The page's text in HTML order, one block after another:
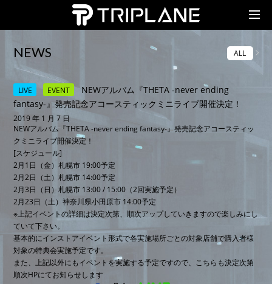
TRIPLANE Passengers
NEWS ALL
LIVE EVENT
NEWアルバム『THETA -never ending
fantasy-』発売記念アコースティックミニライブ開催決定！
2019 年 1 月 7 日
NEWアルバム『THETA -never ending fantasy-』発売記念アコースティッ
クミニライブ開催決定！
[スケジュール]
2月1日（金）札幌市 19:00予定
2月2日（土）札幌市 14:00予定
2月3日（日）札幌市 13:00 / 15:00（2回実施予定）
2月23日（土）神奈川県小田原市 14:00予定
※上記イベントの詳細は決定次第、順次アップしていきますので楽しみにし
ていて下さい。
基本的にインストアイベント形式で各実施場所ごとの対象店舗で購入者様
対象の特典会実施予定です。
また、上記以外にもイベントを実施する予定ですので、こちらも決定次第
順次HPにてお知らせします